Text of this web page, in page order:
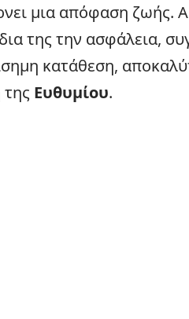
μια απόφαση ζωής.
της την ασφάλεια,
κατάθεση,
Ευθυμίου.